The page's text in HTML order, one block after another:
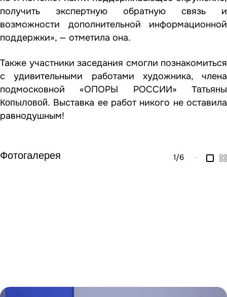
получить экспертную обратную связь и
возможности дополнительной информационной
поддержки», — отметила она.
Также участники заседания смогли познакомиться
с удивительными работами художника, члена
подмосковной «ОПОРЫ РОССИИ» Татьяны
Копыловой. Выставка ее работ никого не оставила
равнодушным!
Фотогалерея 1/6 —